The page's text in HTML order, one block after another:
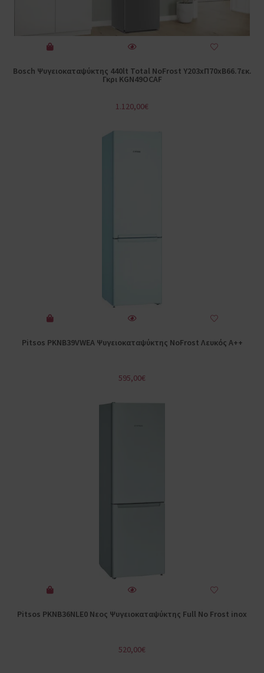
Bosch Ψυγειοκαταψύκτης 440lt Total NoFrost Υ203xΠ70xΒ66.7εκ.
Γκρι KGN49OCAF
1.120,00€
Pitsos PKNB39VWEA Ψυγειοκαταψύκτης NoFrost Λευκός A++
595,00€
Pitsos PKNB36NLE0 Nεος Ψυγειοκαταψύκτης Full No Frost inox
520,00€